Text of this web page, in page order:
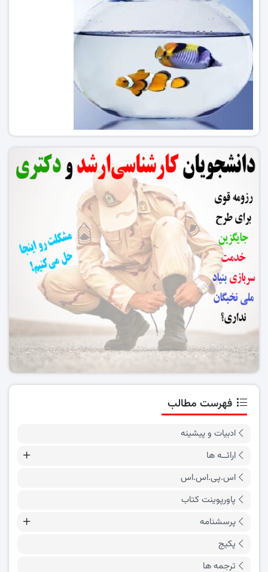
فهرست مطالب
ادبیات و پیشینه
ارائــه ها
اس.پی.اس.اس
پاورپوینت کتاب
پرسشنامه
پکیج
ترجمه ها